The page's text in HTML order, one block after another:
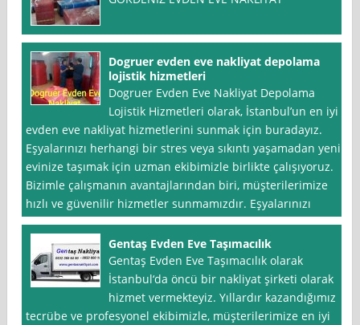
Dogruer evden eve nakliyat depolama
lojistik hizmetleri
Dogruer Evden Eve Nakliyat Depolama
Lojistik Hizmetleri olarak, İstanbul’un en iyi
evden eve nakliyat hizmetlerini sunmak için buradayız.
Eşyalarınızı herhangi bir stres veya sıkıntı yaşamadan yeni
evinize taşımak için uzman ekibimizle birlikte çalışıyoruz.
Bizimle çalışmanın avantajlarından biri, müşterilerimize
hızlı ve güvenilir hizmetler sunmamızdır. Eşyalarınızı
Gentaş Evden Eve Taşımacılık
Gentaş Evden Eve Taşımacılık olarak
İstanbul‘da öncü bir nakliyat şirketi olarak
hizmet vermekteyiz. Yıllardır kazandığımız
tecrübe ve profesyonel ekibimizle, müşterilerimize en iyi